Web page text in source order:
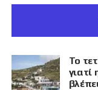
Το
γιατί